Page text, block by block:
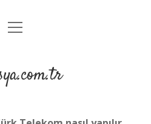
Anasayfa
Uyarı
menüyü